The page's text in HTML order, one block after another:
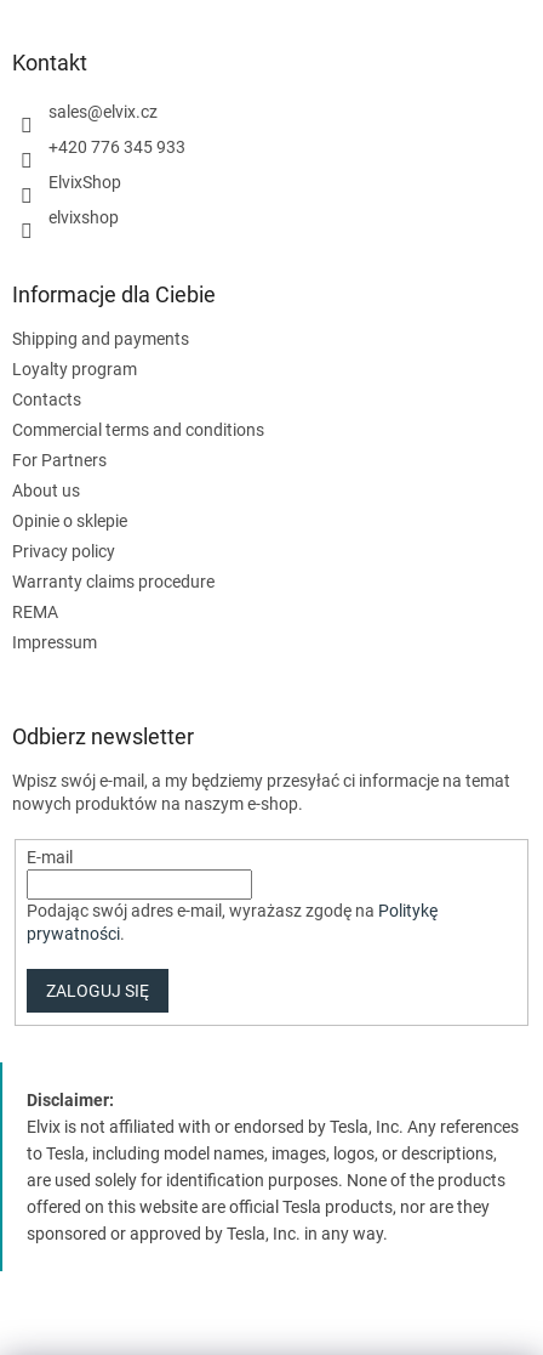
Kontakt
sales@elvix.cz
+420 776 345 933
ElvixShop
elvixshop
Informacje dla Ciebie
Shipping and payments
Loyalty program
Contacts
Commercial terms and conditions
For Partners
About us
Opinie o sklepie
Privacy policy
Warranty claims procedure
REMA
Impressum
Odbierz newsletter
Wpisz swój e-mail, a my będziemy przesyłać ci informacje na temat
nowych produktów na naszym e-shop.
E-mail
Podając swój adres e-mail, wyrażasz zgodę na Politykę
prywatności.
ZALOGUJ SIĘ
Disclaimer:
Elvix is not affiliated with or endorsed by Tesla, Inc. Any references
to Tesla, including model names, images, logos, or descriptions,
are used solely for identification purposes. None of the products
offered on this website are official Tesla products, nor are they
sponsored or approved by Tesla, Inc. in any way.